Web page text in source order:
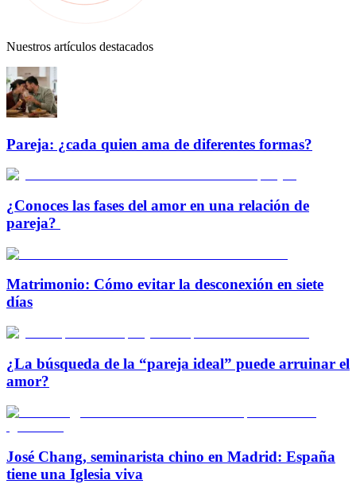
Nuestros artículos destacados
Pareja: ¿cada quien ama de diferentes formas?
¿Conoces las fases del amor en una relación de
pareja?
Matrimonio: Cómo evitar la desconexión en siete
días
¿La búsqueda de la “pareja ideal” puede arruinar el
amor?
José Chang, seminarista chino en Madrid: España
tiene una Iglesia viva